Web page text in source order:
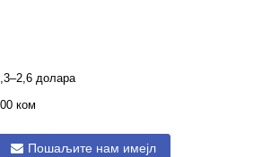
долара
ком
Пошаљите нам имејл